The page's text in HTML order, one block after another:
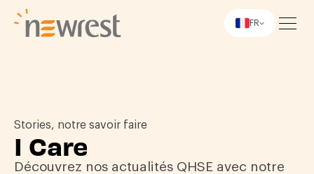
FR
Stories, notre savoir faire
I Care
Découvrez nos actualités QHSE avec notre